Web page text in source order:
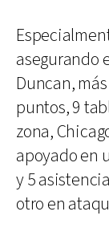
asegurando
Duncan,
puntos, 9
zona,
apoyado en
y 5
otro en